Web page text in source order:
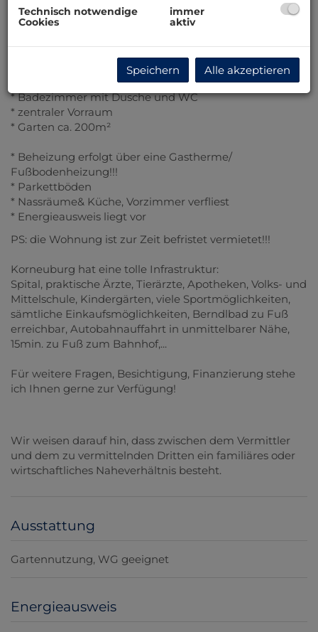
Garten sucht seinen neuen Eigentümer!
* Badezimmer mit Dusche und WC
* zentraler Vorraum
* Garten ca. 200m²
* Beheizung erfolgt über eine Gastherme/
Fußbodenheizung!!!
* Parkettböden
* Nassräume& Küche, Vorzimmer verfliest
* Energieausweis liegt vor
PS: die Wohnung ist zur Zeit befristet vermietet!!!
Korneuburg hat eine tolle Infrastruktur:
Spital, praktische Ärzte, Tierärzte, Apotheken, Volks- und
Mittelschule, Kindergärten, viele Sportmöglichkeiten,
sämtliche Einkaufsmöglichkeiten, Berndlbad zu Fuß
erreichbar, Autobahnauffahrt in unmittelbarer Nähe,
15min. zu Fuß zum Bahnhof,...
Für weitere Fragen, Besichtigung, Finanzierung stehe
ich Ihnen gerne zur Verfügung!
Wir weisen darauf hin, dass zwischen dem Vermittler
und dem zu vermittelnden Dritten ein familiäres oder
wirtschaftliches Naheverhältnis besteht.
Ausstattung
Gartennutzung WG geeignet
Energieausweis
Technisch notwendige
Cookies
immer
aktiv
Speichern Alle akzeptieren